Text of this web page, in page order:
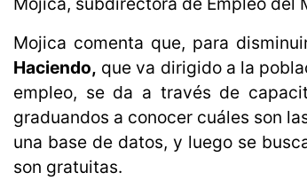
Mojica comenta que, para
Haciendo, que va dirigido a la
empleo, se da a través de
graduandos a conocer cuáles son
una base de datos, y luego se
son gratuitas.